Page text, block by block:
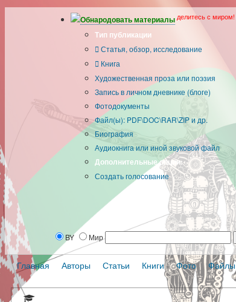
Обнародовать материалы делитесь с миром!
Тип публикации
Статья, обзор, исследование
Книга
Художественная проза или поэзия
Запись в личном дневнике (блоге)
Фотодокументы
Файл(ы): PDF\DOC\RAR\ZIP и др.
Биография
Аудиокнига или иной звуковой файл
Дополнительные опции:
Создать голосование
BY Мир
Главная Авторы Статьи Книги Фото Файлы